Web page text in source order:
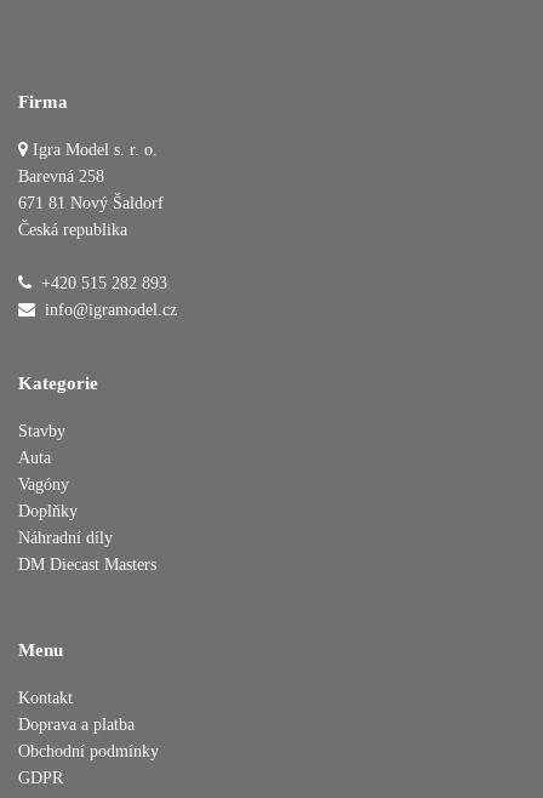
Firma
Igra Model s. r. o.
Barevná 258
671 81 Nový Šaldorf
Česká republika
+420 515 282 893
info@igramodel.cz
Kategorie
Stavby
Auta
Vagóny
Doplňky
Náhradní díly
DM Diecast Masters
Menu
Kontakt
Doprava a platba
Obchodní podmínky
GDPR
Pokračovat v nákupu